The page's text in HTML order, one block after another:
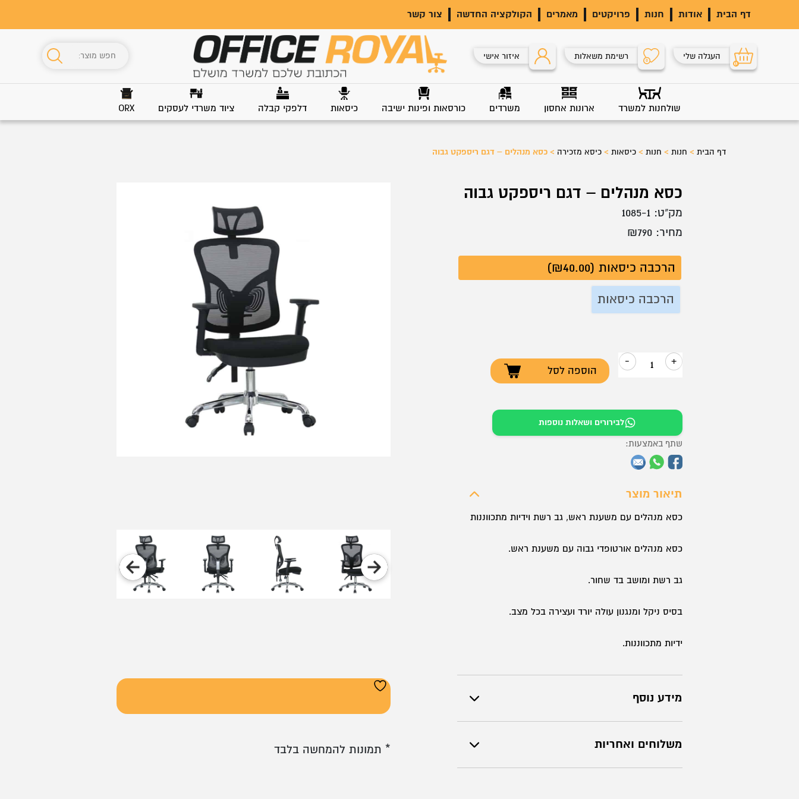
דף הבית אודות חנות פרויקטים מאמרים הקולקציה החדשה צור קשר
0
העגלה שלי 0 רשימת משאלות איזור אישי
שולחנות למשרד ארונות אחסון משרדים כורסאות ופינות ישיבה כיסאות דלפקי קבלה ציוד משרדי לעסקים ORX
דף הבית> חנות> חנות> כיסאות> כיסא מזכירה > כסא מנהלים – דגם ריספקט גבוה
כסא מנהלים – דגם ריספקט גבוה
מחיר: ₪790
הרכבה כיסאות (₪40.00)
הרכבה כיסאות
+
כמות
כסא
מנהלים
–
דגם
גבוה
-
הוספה לסל
מק"ט:1085-1
לבירורים ושאלות נוספות
תיאור מוצר
כסא מנהלים עם משענת ראש, גב רשת וידיות מתכווננות
כסא מנהלים אורטופדי גבוה עם משענת ראש.
גב רשת ומושב בד שחור.
בסיס ניקל ומנגנון עולה יורד ועצירה בכל מצב.
ידיות מתכווננות.
מידע נוסף
משלוחים ואחריות
שתף באמצעות:
* תמונות להמחשה בלבד